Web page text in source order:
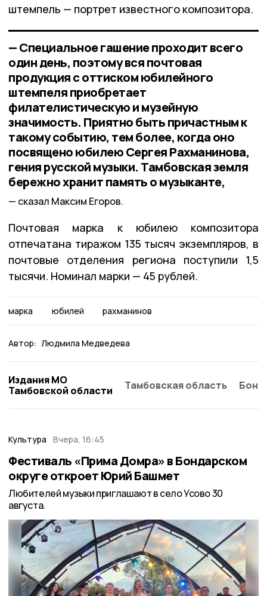
штемпель — портрет известного композитора.
— Специальное гашение проходит всего
один день, поэтому вся почтовая
продукция с оттиском юбилейного
штемпеля приобретает
филателистическую и музейную
значимость. Приятно быть причастным к
такому событию, тем более, когда оно
посвящено юбилею Сергея Рахманинова,
гения русской музыки. Тамбовская земля
бережно хранит память о музыканте,
сказал Максим Егоров.
Почтовая марка к юбилею композитора
отпечатана тиражом 135 тысяч экземпляров, в
почтовые отделения региона поступили 1,5
тысячи. Номинал марки — 45 рублей.
марка юбилей рахманинов
Автор: Людмила Медведева
Издания МО
Тамбовской области
Тамбовская область
Культура Вчера, 16:45
Фестиваль «Прима Домра» в Бондарском
округе откроет Юрий Башмет
Любителей музыки приглашают в село Усово 30
августа.